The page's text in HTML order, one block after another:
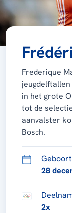
Frederique
in het grote
tot de
aanvalster
Bosch.
28
2x